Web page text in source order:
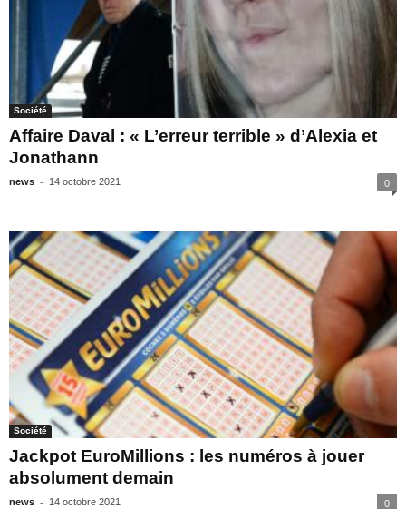
Société
Affaire Daval : « L’erreur terrible » d’Alexia et
Jonathann
news - 14 octobre 2021 0
Société
Jackpot EuroMillions : les numéros à jouer
absolument demain
news - 14 octobre 2021 0